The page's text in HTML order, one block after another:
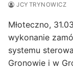
JCYTRYNOWICZ
Młoteczno,
wykonanie
systemu
Gronowie i w